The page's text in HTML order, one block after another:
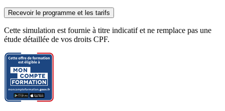
Recevoir le programme et les tarifs
Cette simulation est fournie à titre indicatif et ne remplace pas une
étude détaillée de vos droits CPF.